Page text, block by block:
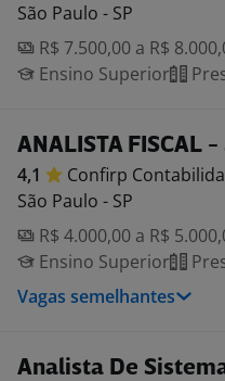
São Paulo - SP
R$ 7.500,00 a R$
Ensino Superior
ANALISTA FISCAL -
4,1 Confirp
São Paulo - SP
R$ 4.000,00 a R$
Ensino Superior
Vagas semelhantes
Analista De